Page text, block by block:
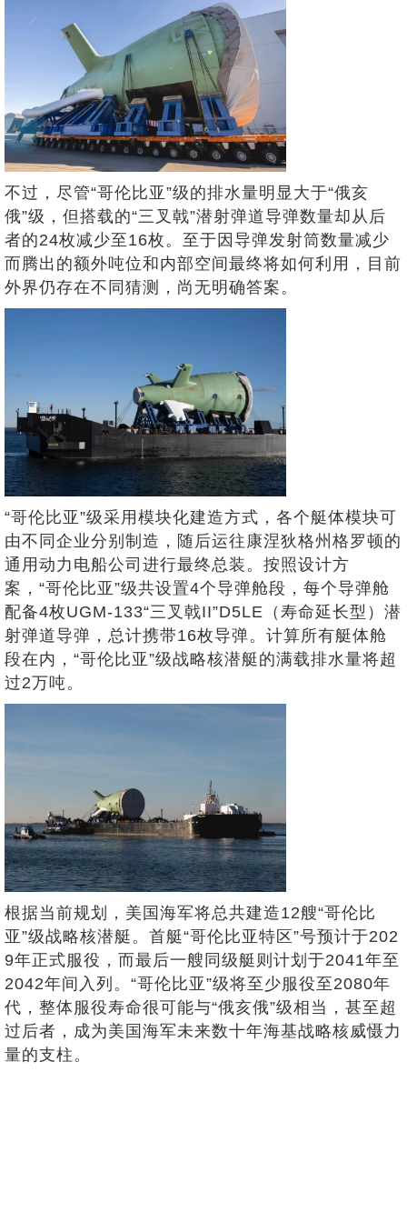
不过，尽管“哥伦比亚”级的排水量明显大于“俄亥
俄”级，但搭载的“三叉戟”潜射弹道导弹数量却从后
者的24枚减少至16枚。至于因导弹发射筒数量减少
而腾出的额外吨位和内部空间最终将如何利用，目前
外界仍存在不同猜测，尚无明确答案。
“哥伦比亚”级采用模块化建造方式，各个艇体模块可
由不同企业分别制造，随后运往康涅狄格州格罗顿的
通用动力电船公司进行最终总装。按照设计方
案，“哥伦比亚”级共设置4个导弹舱段，每个导弹舱
配备4枚UGM-133“三叉戟II”D5LE（寿命延长型）潜
射弹道导弹，总计携带16枚导弹。计算所有艇体舱
段在内，“哥伦比亚”级战略核潜艇的满载排水量将超
过2万吨。
根据当前规划，美国海军将总共建造12艘“哥伦比
亚”级战略核潜艇。首艇“哥伦比亚特区”号预计于202
9年正式服役，而最后一艘同级艇则计划于2041年至
2042年间入列。“哥伦比亚”级将至少服役至2080年
代，整体服役寿命很可能与“俄亥俄”级相当，甚至超
过后者，成为美国海军未来数十年海基战略核威慑力
量的支柱。